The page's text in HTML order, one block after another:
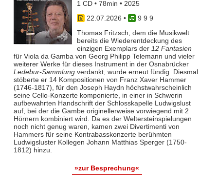
1 CD • 78min • 2025
22.07.2026 •
9 9 9
Thomas Fritzsch, dem die Musikwelt
bereits die Wiederentdeckung des
einzigen Exemplars der 12 Fantasien
für Viola da Gamba von Georg Philipp Telemann und vieler
weiterer Werke für dieses Instrument in der Osnabrücker
Ledebur-Sammlungverdankt, wurde erneut fündig. Diesmal
stöberte er 14 Kompositionen von Franz Xaver Hammer
(1746-1817), für den Joseph Haydn höchstwahrscheinlich
seine Cello-Konzerte komponierte, in einer in Schwerin
aufbewahrten Handschrift der Schlosskapelle Ludwigslust
auf, bei der die Gambe originellerweise vorwiegend mit 2
Hörnern kombiniert wird. Da es der Weltersteinspielungen
noch nicht genug waren, kamen zwei Divertimenti von
Hammers für seine Kontrabasskonzerte berühmten
Ludwigsluster Kollegen Johann Matthias Sperger (1750-
1812) hinzu.
»zur Besprechung«